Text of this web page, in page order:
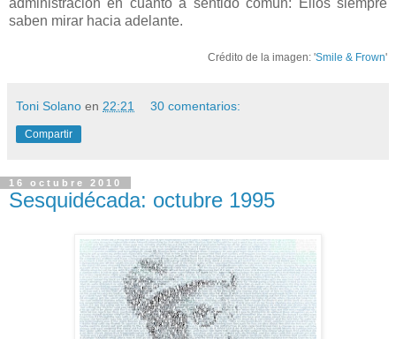
saben mirar hacia adelante.
Crédito de la imagen: 'Smile & Frown'
Toni Solano en 22:21 30 comentarios:
Compartir
16 octubre 2010
Sesquidécada: octubre 1995